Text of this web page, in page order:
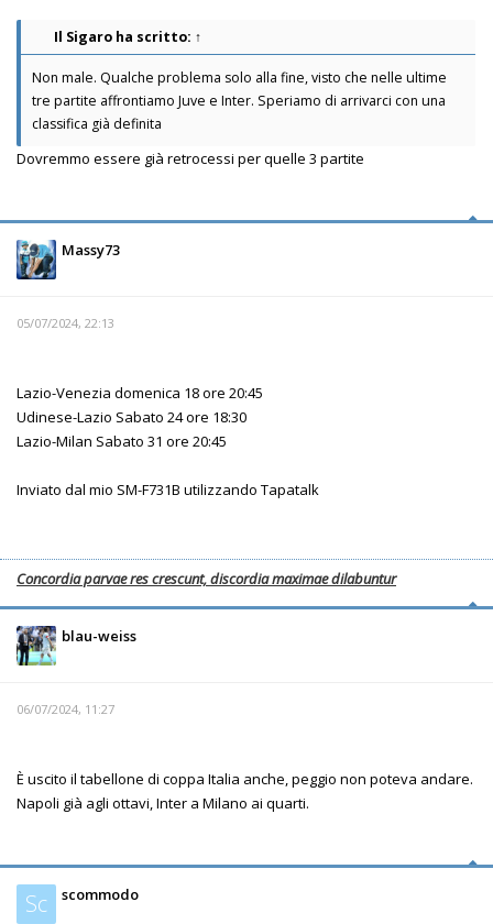
Il Sigaro ha scritto: ↑
Non male. Qualche problema solo alla fine, visto che nelle ultime
tre partite affrontiamo Juve e Inter. Speriamo di arrivarci con una
classifica già definita
Dovremmo essere già retrocessi per quelle 3 partite
Massy73
05/07/2024, 22:13
Lazio-Venezia domenica 18 ore 20:45
Udinese-Lazio Sabato 24 ore 18:30
Lazio-Milan Sabato 31 ore 20:45
Inviato dal mio SM-F731B utilizzando Tapatalk
Concordia parvae res crescunt, discordia maximae dilabuntur
blau-weiss
06/07/2024, 11:27
È uscito il tabellone di coppa Italia anche, peggio non poteva andare.
Napoli già agli ottavi, Inter a Milano ai quarti.
Sc scommodo